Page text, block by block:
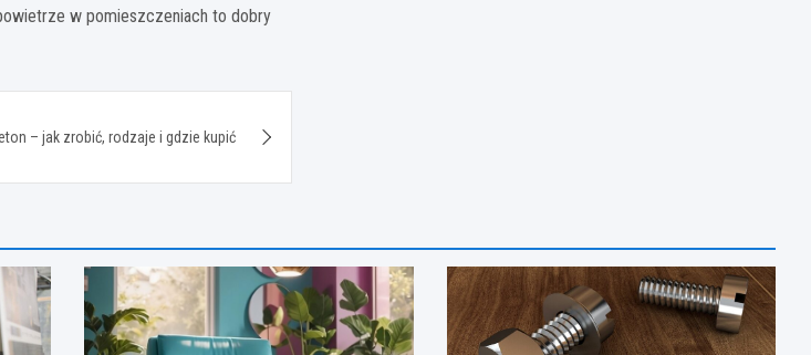
w pomieszczeniach to dobry
– jak zrobić, rodzaje i gdzie kupić